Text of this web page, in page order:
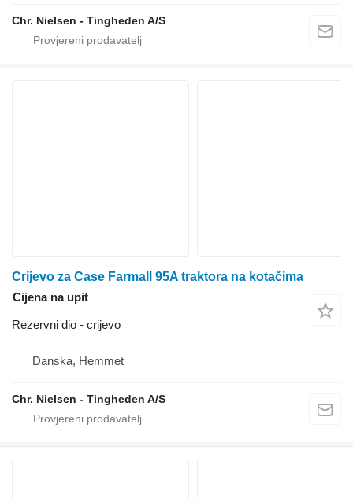
Chr. Nielsen - Tingheden A/S
Crijevo za Case Farmall 95A traktora na kotačima
Cijena na upit
Rezervni dio - crijevo
Danska, Hemmet
Chr. Nielsen - Tingheden A/S